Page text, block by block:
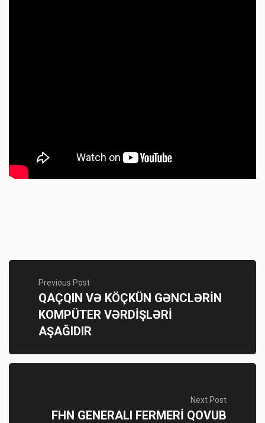
Previous Post
QAÇQIN VƏ KÖÇKÜN GƏNCLƏRİN
KOMPÜTER VƏRDİŞLƏRİ
AŞAĞIDIR
Next Post
FHN GENERALI FERMERİ QOVUB